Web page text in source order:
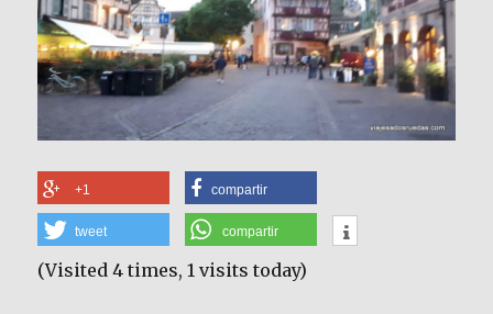
+1 compartir
tweet compartir
(Visited 4 times, 1 visits today)